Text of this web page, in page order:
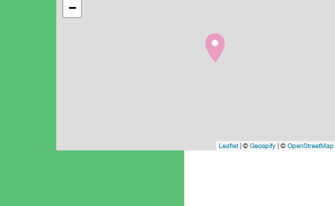
−
Leaflet| © Geoapify | © OpenStreetMap